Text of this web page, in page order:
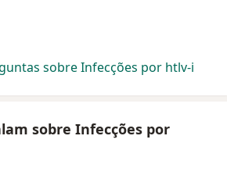
sobre Infecções por htlv-i
sobre Infecções por